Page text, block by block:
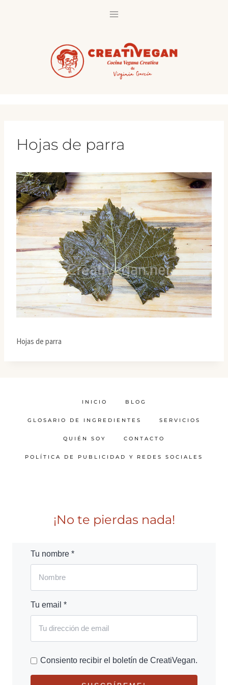
Hojas de parra
Hojas de parra
INICIO BLOG
GLOSARIO DE INGREDIENTES SERVICIOS
QUIÉN SOY CONTACTO
POLÍTICA DE PUBLICIDAD Y REDES SOCIALES
¡No te pierdas nada!
Tu nombre *
Tu email *
Consiento recibir el boletín de CreatiVegan.